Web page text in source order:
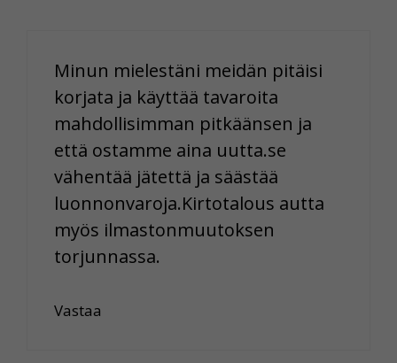
Minun mielestäni meidän pitäisi
korjata ja käyttää tavaroita
mahdollisimman pitkäänsen ja
että ostamme aina uutta.se
vähentää jätettä ja säästää
luonnonvaroja.Kirtotalous autta
myös ilmastonmuutoksen
torjunnassa.
Vastaa